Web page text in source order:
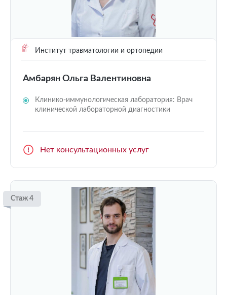
Институт травматологии и ортопедии
Амбарян Ольга Валентиновна
Клинико-иммунологическая лаборатория: Врач
клинической лабораторной диагностики
Нет консультационных услуг
Стаж 4